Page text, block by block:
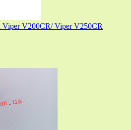
V200CR/ Viper V250CR